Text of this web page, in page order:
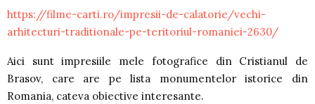
https://filme-carti.ro/impresii-de-calatorie/vechi-
arhitecturi-traditionale-pe-teritoriul-romaniei-2630/
Aici sunt impresiile mele fotografice din Cristianul de
Brasov, care are pe lista monumentelor istorice din
Romania, cateva obiective interesante.